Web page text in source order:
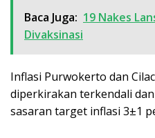
Baca Juga: 19 Nakes
Divaksinasi
Inflasi Purwokerto dan
diperkirakan terkendali
sasaran target inflasi 3±1